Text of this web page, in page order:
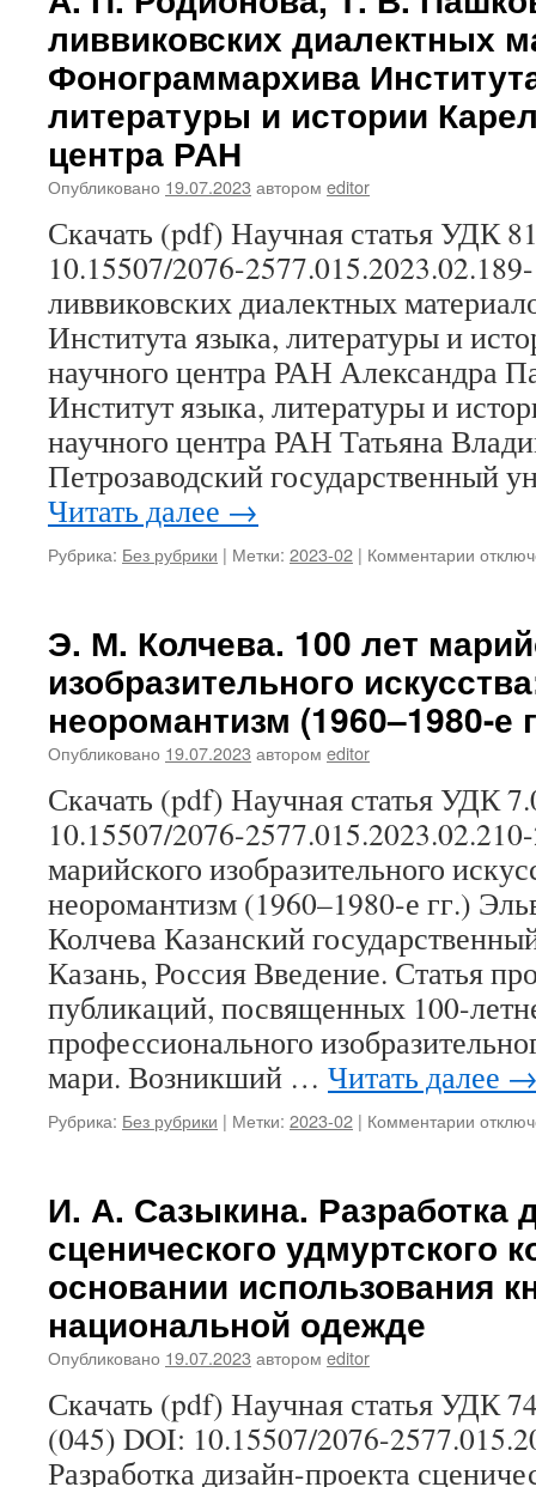
Ракин.
мелких
пушных
зверей
в
ливвиковских диалектных
Фонограммархива
литературы и истории
центра РАН
Опубликовано 19.07.2023 автором editor
Скачать (pdf) Научная статья УДК
10.15507/2076-
ливвиковских диалектных
Института языка, литературы и
научного центра РАН Александра
Институт языка, литературы и
научного центра РАН Татьяна
Петрозаводский государственный
Читать далее →
Рубрика: Без рубрики | Метки: 2023-02 | Комментарии к
Т.
В.
языка,
и
РАН
Э. М. Колчева. 100 лет
изобразительного
неоромантизм (1960–1980-е
Опубликовано 19.07.2023 автором editor
Скачать (pdf) Научная статья УДК
10.15507/2076-
марийского изобразительного
неоромантизм (1960–1980-е гг.)
Колчева Казанский
Казань, Россия Введение. Статья
публикаций, посвященных 100-
профессионального
мари. Возникший … Читать далее
Рубрика: Без рубрики | Метки: 2023-02 | Комментарии к
100
лет
(1960–
1980-
е
гг.)
И. А. Сазыкина. Разработка
сценического удмуртского
основании использования
национальной одежде
Опубликовано 19.07.2023 автором editor
Скачать (pdf) Научная статья УДК
(045) DOI: 10.15507/2076-
Разработка дизайн-проекта